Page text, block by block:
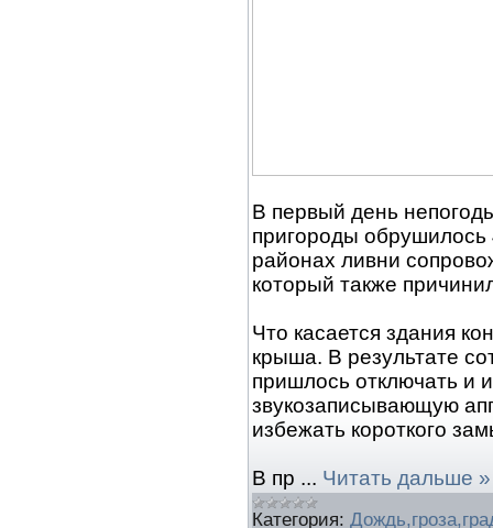
В первый день
пригороды
районах ливни
который также
Что касается здания
крыша. В результате
пришлось отключать и
звукозаписывающую
избежать короткого
В пр ... Читать дальше »
Категория: